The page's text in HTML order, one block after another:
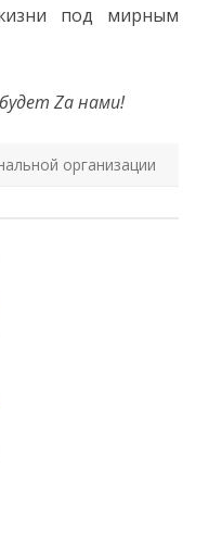
под мирным
Za нами!
организации